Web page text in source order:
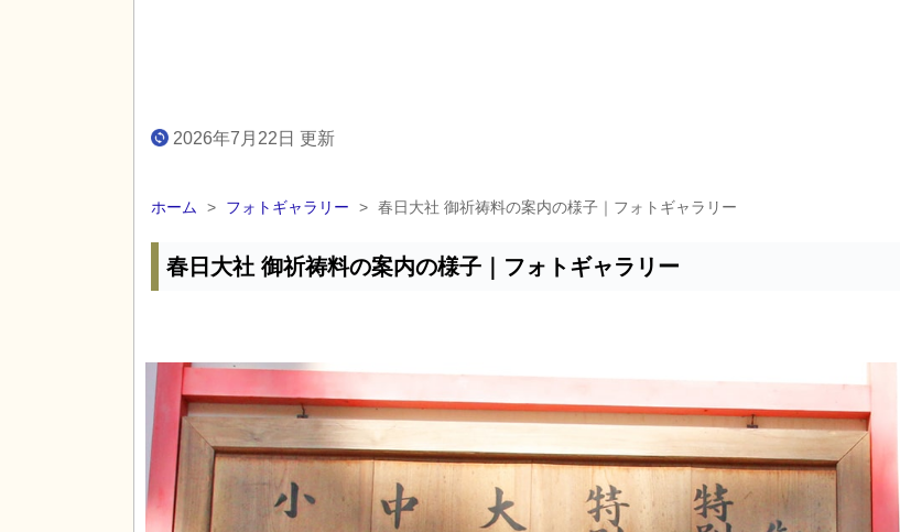
2026年7月22日 更新
ホーム > フォトギャラリー > 春日大社 御祈祷料の案内の様子｜フォトギャラリー
春日大社 御祈祷料の案内の様子｜フォトギャラリー